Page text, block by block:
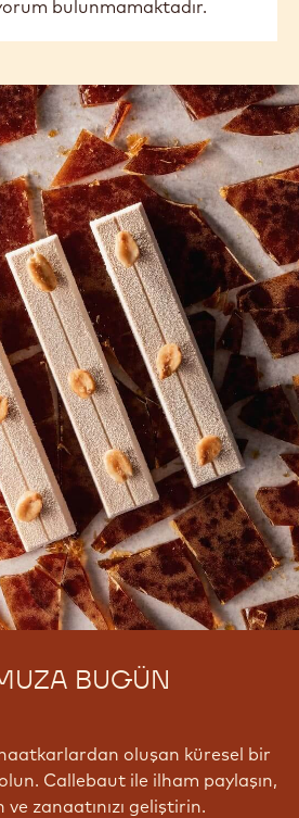
bulunmamaktadır.
BUGÜN
oluşan küresel bir
Callebaut ile ilham paylaşın,
zanaatınızı geliştirin.